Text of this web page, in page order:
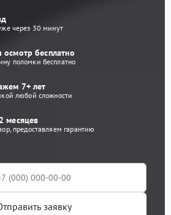
через 30 минут
осмотр бесплатно
поломки бесплатно
7+ лет
любой сложности
месяцев
предоставляем гарантию
заявку